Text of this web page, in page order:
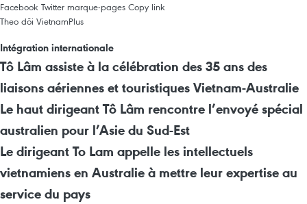
Facebook Twitter marque-pages Copy link
Theo dõi VietnamPlus
Intégration internationale
Tô Lâm assiste à la célébration des 35 ans des
liaisons aériennes et touristiques Vietnam-Australie
Le haut dirigeant Tô Lâm rencontre l’envoyé spécial
australien pour l’Asie du Sud-Est
Le dirigeant To Lam appelle les intellectuels
vietnamiens en Australie à mettre leur expertise au
service du pays